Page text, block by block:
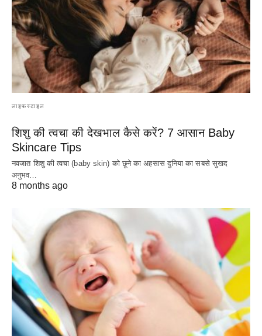
लाइफस्टाइल
शिशु की त्वचा की देखभाल कैसे करें? 7 आसान Baby
Skincare Tips
नवजात शिशु की त्वचा (baby skin) को छूने का अहसास दुनिया का सबसे सुखद
अनुभव…
8 months ago